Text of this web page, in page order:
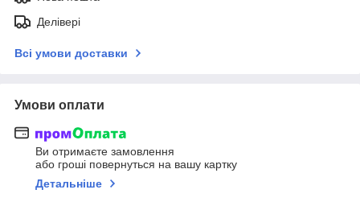
Делівері
Всі умови доставки
Умови оплати
Ви отримаєте замовлення
або гроші повернуться на вашу картку
Детальніше